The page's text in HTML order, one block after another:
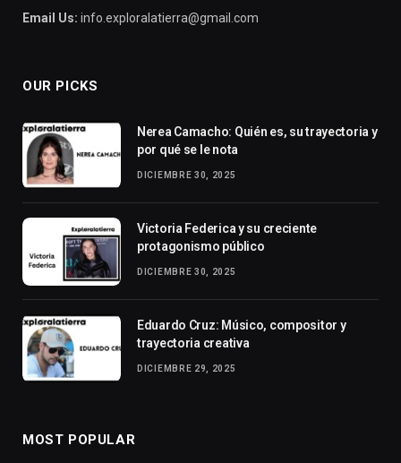
Email Us: info.exploralatierra@gmail.com
OUR PICKS
Nerea Camacho: Quién es, su trayectoria y
por qué se le nota
DICIEMBRE 30, 2025
Victoria Federica y su creciente
protagonismo público
DICIEMBRE 30, 2025
Eduardo Cruz: Músico, compositor y
trayectoria creativa
DICIEMBRE 29, 2025
MOST POPULAR